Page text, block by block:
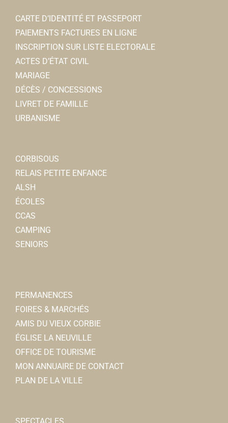
CARTE D’IDENTITÉ ET PASSEPORT
PAIEMENTS FACTURES EN LIGNE
INSCRIPTION SUR LISTE ELECTORALE
ACTES D’ÉTAT CIVIL
MARIAGE
DÉCÈS / CONCESSIONS
LIVRET DE FAMILLE
URBANISME
CORBISOUS
RELAIS PETITE ENFANCE
ALSH
ÉCOLES
CCAS
CAMPING
SENIORS
PERMANENCES
FOIRES & MARCHÉS
AMIS DU VIEUX CORBIE
ÉGLISE LA NEUVILLE
OFFICE DE TOURISME
MON ANNUAIRE DE CONTACT
PLAN DE LA VILLE